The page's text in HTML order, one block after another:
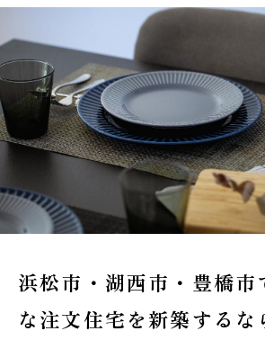
浜松市・湖西市・豊橋市
な注文住宅を新築するな